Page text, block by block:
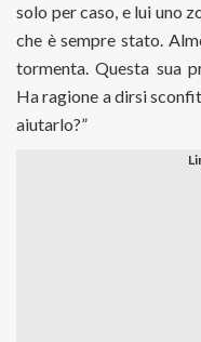
solo per caso, e lui uno
che è sempre stato.
tormenta. Questa sua
Ha ragione a dirsi
aiutarlo?”